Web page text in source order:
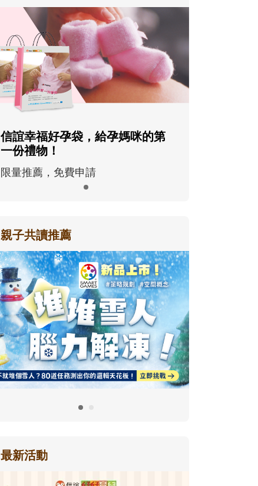
信誼幸福好孕袋，給孕媽咪的第
一份禮物！
限量推薦，免費申請
親子共讀推薦
最新活動